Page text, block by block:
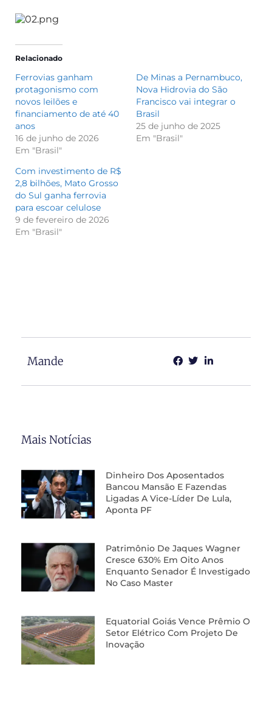
Relacionado
Ferrovias ganham
protagonismo com
novos leilões e
financiamento de até 40
anos
16 de junho de 2026
Em "Brasil"
De Minas a Pernambuco,
Nova Hidrovia do São
Francisco vai integrar o
Brasil
25 de junho de 2025
Em "Brasil"
Com investimento de R$
2,8 bilhões, Mato Grosso
do Sul ganha ferrovia
para escoar celulose
9 de fevereiro de 2026
Em "Brasil"
Mande
Mais Notícias
Dinheiro Dos Aposentados
Bancou Mansão E Fazendas
Ligadas A Vice-Líder De Lula,
Aponta PF
Patrimônio De Jaques Wagner
Cresce 630% Em Oito Anos
Enquanto Senador É Investigado
No Caso Master
Equatorial Goiás Vence Prêmio O
Setor Elétrico Com Projeto De
Inovação